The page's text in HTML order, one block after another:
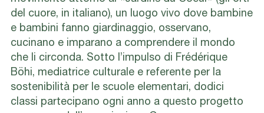
del cuore, in italiano), un luogo vivo dove bambine
e bambini fanno giardinaggio, osservano,
cucinano e imparano a comprendere il mondo
che li circonda. Sotto l’impulso di Frédérique
Böhi, mediatrice culturale e referente per la
sostenibilità per le scuole elementari, dodici
classi partecipano ogni anno a questo progetto